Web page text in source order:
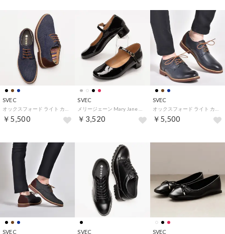
SVEC
￥5,500
SVEC
￥3,520
SVEC
￥5,500
SVEC SVEC SVEC